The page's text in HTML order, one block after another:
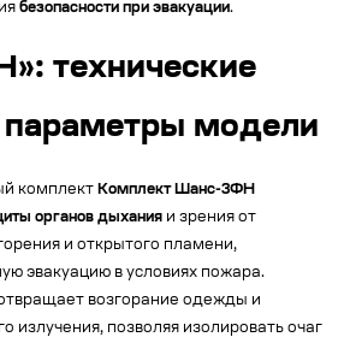
безопасности при эвакуации.
технические
параметры модели
комплект Комплект Шанс-3ФН
органов дыхания и зрения от
и открытого пламени,
эвакуацию в условиях пожара.
возгорание одежды и
излучения, позволяя изолировать очаг